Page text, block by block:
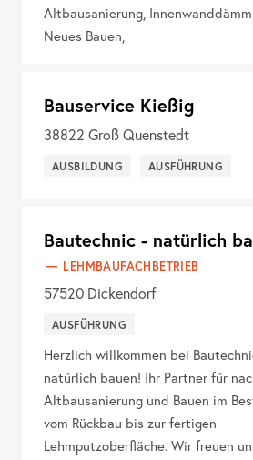
Altbausanierung,
Neues Bauen,
Bauservice Kießig
38822 Groß Quenstedt
AUSBILDUNG AUSFÜHRUNG
Bautechnic - natürlich
LEHMBAUFACHBETRIEB
57520 Dickendorf
AUSFÜHRUNG
Herzlich willkommen bei
natürlich bauen! Ihr Partner für
Altbausanierung und Bauen im
vom Rückbau bis zur fertigen
Lehmputzoberfläche. Wir freuen